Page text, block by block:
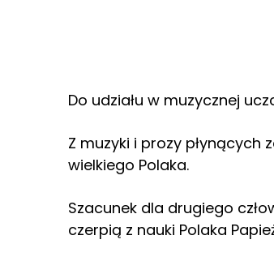
Do udziału w muzycznej
Z muzyki i prozy płynących
wielkiego Polaka.
Szacunek dla drugiego
czerpią z nauki Polaka